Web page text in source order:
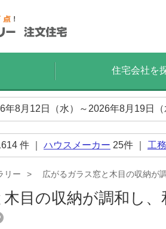
住宅会社を
8月12日（水）～2026年8月19日
件 ｜ ハウスメーカー 25件 ｜ 工
リー 広がるガラス窓と木目の収納が
目の収納が調和し